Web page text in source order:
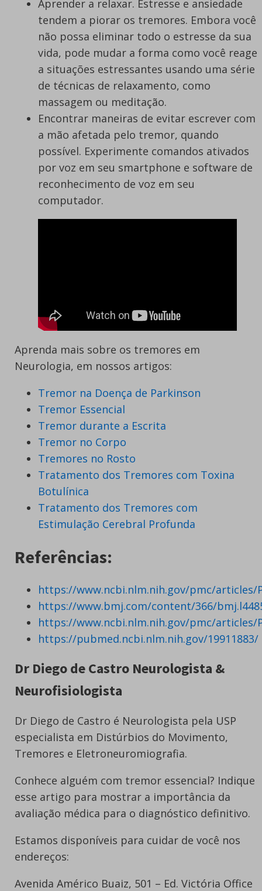
Aprender a relaxar. Estresse e ansiedade
tendem a piorar os tremores. Embora você
não possa eliminar todo o estresse da sua
vida, pode mudar a forma como você reage
a situações estressantes usando uma série
de técnicas de relaxamento, como
massagem ou meditação.
Encontrar maneiras de evitar escrever com
a mão afetada pelo tremor, quando
possível. Experimente comandos ativados
por voz em seu smartphone e software de
reconhecimento de voz em seu
computador.
Aprenda mais sobre os tremores em
Neurologia, em nossos artigos:
Tremor na Doença de Parkinson
Tremor Essencial
Tremor durante a Escrita
Tremor no Corpo
Tremores no Rosto
Tratamento dos Tremores com Toxina
Botulínica
Tratamento dos Tremores com
Estimulação Cerebral Profunda
Referências:
https://www.ncbi.nlm.nih.gov/pmc/articles/
https://www.bmj.com/content/366/
https://www.ncbi.nlm.nih.gov/pmc/articles/
https://pubmed.ncbi.nlm.nih.gov/19911883/
Dr Diego de Castro Neurologista &
Neurofisiologista
Dr Diego de Castro é Neurologista pela USP
especialista em Distúrbios do Movimento,
Tremores e Eletroneuromiografia.
Conhece alguém com tremor essencial? Indique
esse artigo para mostrar a importância da
avaliação médica para o diagnóstico definitivo.
Estamos disponíveis para cuidar de você nos
endereços:
Avenida Américo Buaiz, 501 – Ed. Victória Office